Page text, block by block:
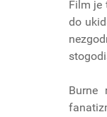
Film je
do
Burne